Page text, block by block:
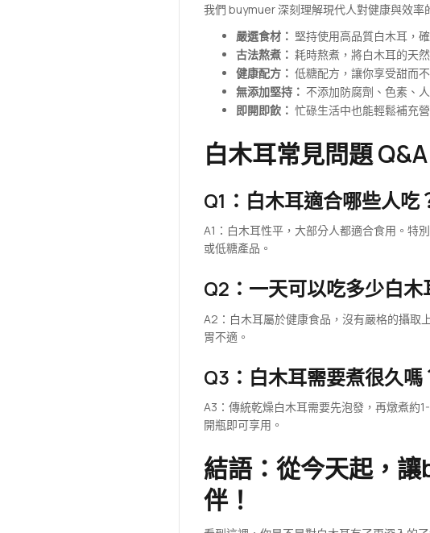
我們 buymuer 深刻理解現代人對健康與效率
嚴選食材： 堅持使用高品質白木耳，
古法熬煮： 耗時熬煮，將白木耳的天
健康配方： 低糖配方，讓你享受甜而
無添加堅持： 不添加防腐劑、色素、
即開即飲： 忙碌生活中也能輕鬆補充
白木耳常見問題 Q&A
Q1：白木耳適合哪些人吃
A1：白木耳性平，大部分人都適合食用。特
或低糖產品。
Q2：一天可以吃多少白木
A2：白木耳屬於健康食品，沒有嚴格的攝
胃不適。
Q3：白木耳需要煮很久嗎
A3：傳統乾燥白木耳需要先泡發，再燉煮約
開瓶即可享用。
結語：從今天起，
伴！